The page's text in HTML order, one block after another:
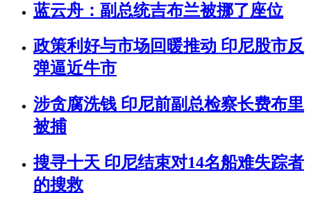
蓝云舟：副总统吉布兰被挪了座位
政策利好与市场回暖推动 印尼股市反
弹逼近牛市
涉贪腐洗钱 印尼前副总检察长费布里
被捕
搜寻十天 印尼结束对14名船难失踪者
的搜救